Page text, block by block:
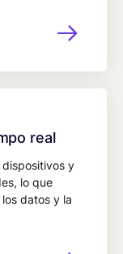
real
y
lo que
datos y la